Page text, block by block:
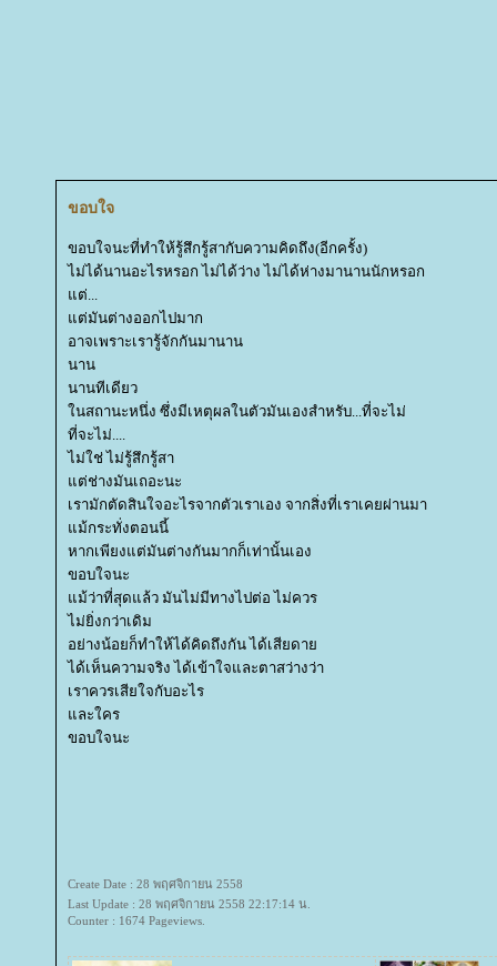
ขอบใจ
ขอบใจนะที่ทำให้รู้สึกรู้สากับความคิดถึง(อีกครั้ง)
ไม่ได้นานอะไรหรอก ไม่ได้ว่าง ไม่ได้ห่างมานานนักหรอก
ต่...
ต่มันต่างออกไปมาก
อาจเพราะเรารู้จักกันมานาน
นาน
นานทีเดียว
นสถานะหนึ่ง ซึ่งมีเหตุผลในตัวมันเองสำหรับ...ที่จะไม่
ที่จะไม่....
ไม่ใช่ ไม่รู้สึกรู้สา
ต่ช่างมันเถอะนะ
เรามักตัดสินใจอะไรจากตัวเราเอง จากสิ่งที่เราเคยผ่านมา
ม้กระทั่งตอนนี้
หากเพียงแต่มันต่างกันมากก็เท่านั้นเอง
ขอบใจนะ
ม้ว่าที่สุดแล้ว มันไม่มีทางไปต่อ ไม่ควร
ไม่ยิ่งกว่าเดิม
อย่างน้อยก็ทำให้ได้คิดถึงกัน ได้เสียดา
ได้เห็นความจริง ได้เข้าใจและตาสว่างว่า
เราควรเสียใจกับอะไร
ละใคร
ขอบใจนะ
Create Date : 28 พฤศจิกายน 2558
Last Update : 28 พฤศจิกายน 2558 22:17:14 น.
Counter : 1674 Pageviews.